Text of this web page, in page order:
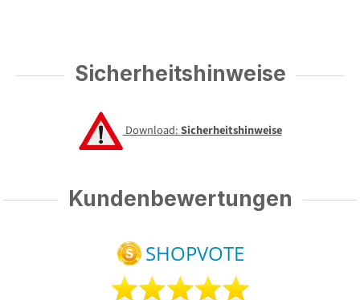
Sicherheitshinweise
Download:Sicherheitshinweise
Kundenbewertungen